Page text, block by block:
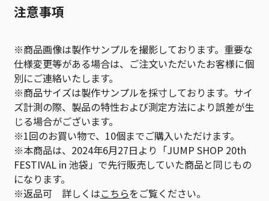
注意事項
※商品画像は製作サンプルを撮影しております。重要な
仕様変更等がある場合は、ご注文いただいたお客様に個
別にご連絡いたします。
※商品サイズは製作サンプルを採寸しております。サイ
ズ計測の際、製品の特性および測定方法により誤差が生
じる場合がございます。
※1回のお買い物で、10個までご購入いただけます。
※本商品は、2024年6月27日より「JUMP SHOP 20th
FESTIVAL in 池袋」で先行販売していた商品と同じもの
になります。
※返品可 詳しくはこちらをご覧ください。